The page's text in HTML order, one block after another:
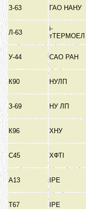
З-63 ГАО НАНУ
Л-63
і-
тТЕРМОЕЛ
У-44 САО РАН
К90 НУЛП
З-69 НУ ЛП
К96 ХНУ
С45 ХФТІ
А13 ІРЕ
Т67 ІРЕ